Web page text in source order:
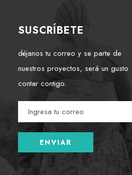
SUSCRÍBETE
déjanos tu correo y se parte de
nuestros proyectos, será un gusto
contar contigo.